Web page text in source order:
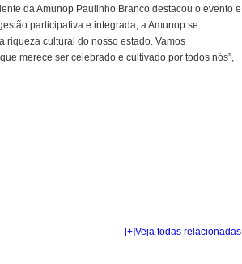
da Amunop Paulinho Branco destacou o evento e
participativa e integrada, a Amunop se
riqueza cultural do nosso estado. Vamos
merece ser celebrado e cultivado por todos nós”,
[+]Veja todas relacionadas